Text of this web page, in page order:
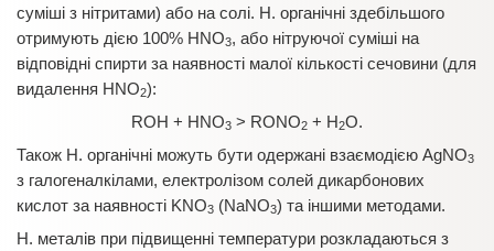
суміші з нітритами) або на солі. Н. органічні здебільшого
отримують дією 100% HNO3, або нітруючої суміші на
відповідні спирти за наявності малої кількості сечовини (для
видалення HNO2):
ROH + HNO3 > RONO2 + H2O.
Також Н. органічні можуть бути одержані взаємодією AgNO3
з галогеналкілами, електролізом солей дикарбонових
кислот за наявності KNO3 (NaNO3) та іншими методами.
Н. металів при підвищенні температури розкладаються з